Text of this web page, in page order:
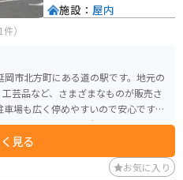
）
市北方町にある道の駅です。地元の
芸品など、さまざまなものが販売さ
た行縢の滝や、巨岩が連なる渓谷美
光スポットがたくさんあります。 道
新鮮な野菜や果物を使ったジェラー
レーバーもあるので、訪れるたびに
見る
施設： 屋内
お気に入り